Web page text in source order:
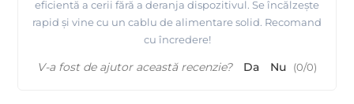
eficientă a cerii fără a deranja dispozitivul. Se încălzește
rapid și vine cu un cablu de alimentare solid. Recomand
cu încredere!
V-a fost de ajutor această recenzie? Da Nu (0/0)